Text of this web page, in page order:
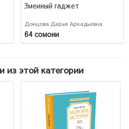
Змеиный гаджет
Донцова Дарья Аркадьевна
64 сомони
из этой категории